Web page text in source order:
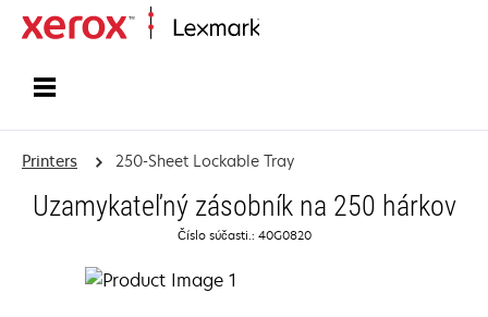
Printers 250-Sheet Lockable Tray
Uzamykateľný zásobník na 250 hárkov
Číslo súčasti.: 40G0820